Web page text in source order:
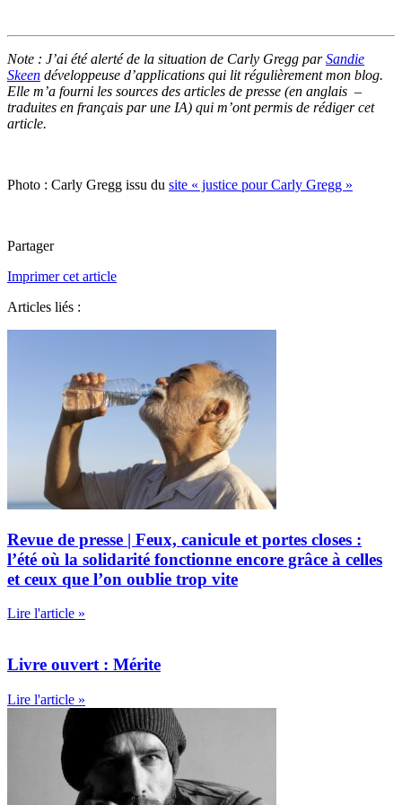
Note : J’ai été alerté de la situation de Carly Gregg parSandie
Skeen développeuse d’applications qui lit régulièrement mon blog.
Elle m’a fourni les sources des articles de presse (en anglais –
traduites en français par une IA) qui m’ont permis de rédiger cet
article.
Photo : Carly Gregg issu du site « justice pour Carly Gregg »
Partager
Imprimer cet article
Articles liés :
Revue de presse | Feux, canicule et portes closes :
l’été où la solidarité fonctionne encore grâce à celles
et ceux que l’on oublie trop vite
Lire l'article »
Livre ouvert : Mérite
Lire l'article »